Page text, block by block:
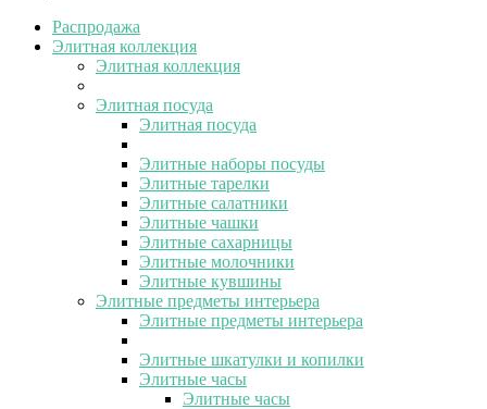
Распродажа
Элитная коллекция
Элитная коллекция
Элитная посуда
Элитная посуда
Элитные наборы посуды
Элитные тарелки
Элитные салатники
Элитные чашки
Элитные сахарницы
Элитные молочники
Элитные кувшины
Элитные предметы интерьера
Элитные предметы интерьера
Элитные шкатулки и копилки
Элитные часы
Элитные часы